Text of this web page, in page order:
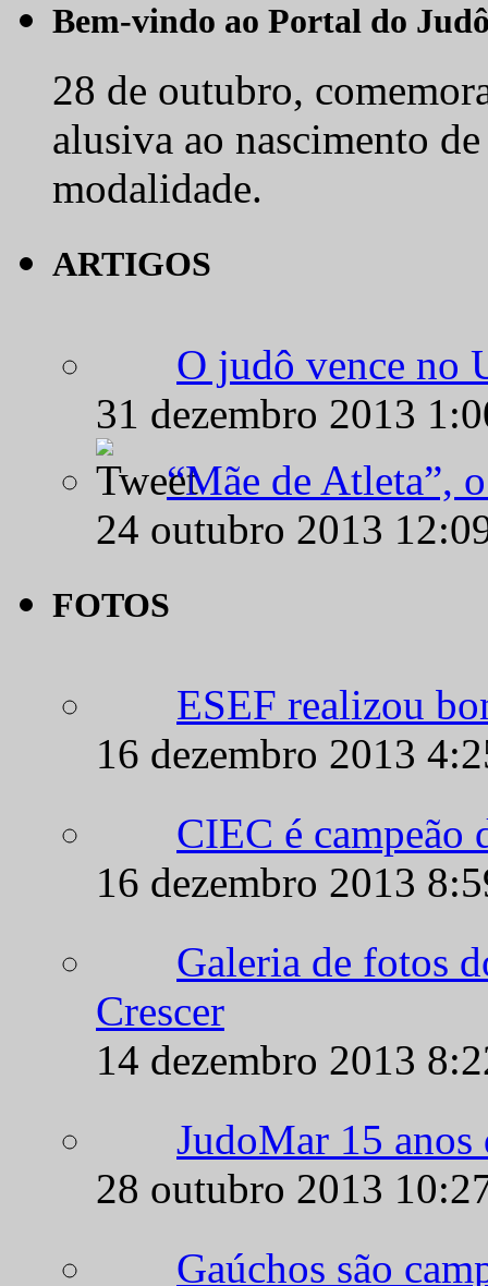
28 de outubro,
alusiva ao nascimento
modalidade.
ARTIGOS
31 dezembro 2013
“Mãe de Atleta”,
24 outubro 2013
FOTOS
16 dezembro 2013
CIEC é campeão
16 dezembro 2013
Galeria de fotos
Crescer
14 dezembro 2013
JudoMar 15
28 outubro 2013
Gaúchos são
27 outubro 2013